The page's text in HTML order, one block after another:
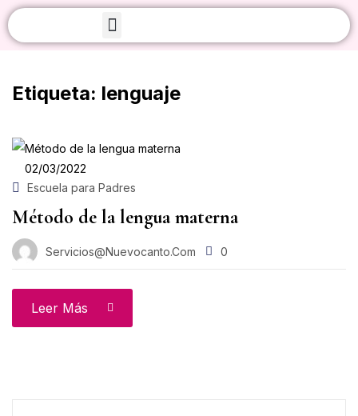
Etiqueta: lenguaje
02/03/2022
Escuela para Padres
Método de la lengua materna
Servicios@nuevocanto.com 0
Leer Más
Iniciar sesión
Acuérdate de mí